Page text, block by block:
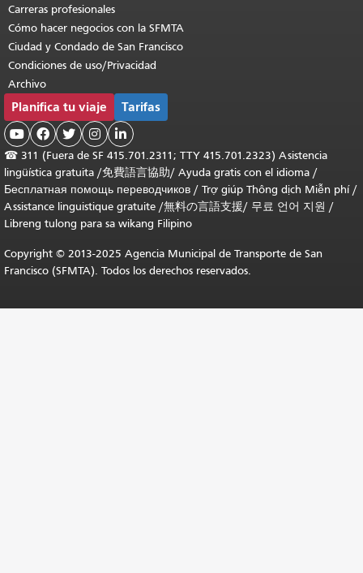
Carreras profesionales
Cómo hacer negocios con la SFMTA
Ciudad y Condado de San Francisco
Condiciones de uso/Privacidad
Archivo
Planifica tu viaje Tarifas
    
☎ 311 (Fuera de SF 415.701.2311; TTY 415.701.2323) Asistencia
lingüística gratuita /免費語言協助/ Ayuda gratis con el idioma /
Бесплатная помощь переводчиков / Trợ giúp Thông dịch Miễn phí/
Assistance linguistique gratuite /無料の言語支援/ 무료 언어 지원 /
Libreng tulong para sa wikang Filipino
Copyright © 2013-2025 Agencia Municipal de Transporte de San
Francisco (SFMTA). Todos los derechos reservados.